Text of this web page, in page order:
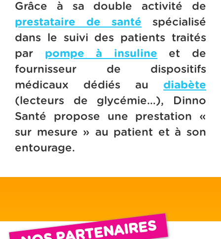
Grâce à sa double activité de
prestataire de santé spécialisé
dans le suivi des patients traités
par pompe à insuline et de
fournisseur de dispositifs
médicaux dédiés au diabète
(lecteurs de glycémie…), Dinno
Santé propose une prestation «
sur mesure » au patient et à son
entourage.